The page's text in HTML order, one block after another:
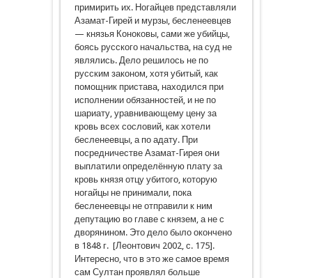
примирить их. Ногайцев представляли
Азамат-Гирей и мурзы, бесленеевцев
— князья Коноковы, сами же убийцы,
боясь русского начальства, на суд не
являлись. Дело решилось не по
русским законом, хотя убитый, как
помощник пристава, находился при
исполнении обязанностей, и не по
шариату, уравнивающему цену за
кровь всех сословий, как хотели
бесленеевцы, а по адату. При
посредничестве Азамат-Гирея они
выплатили определённую плату за
кровь князя отцу убитого, которую
ногайцы не принимали, пока
бесленеевцы не отправили к ним
депутацию во главе с князем, а не с
дворянином. Это дело было окончено
в 1848 г. [Леонтович 2002, с. 175].
Интересно, что в это же самое время
сам Султан проявлял больше